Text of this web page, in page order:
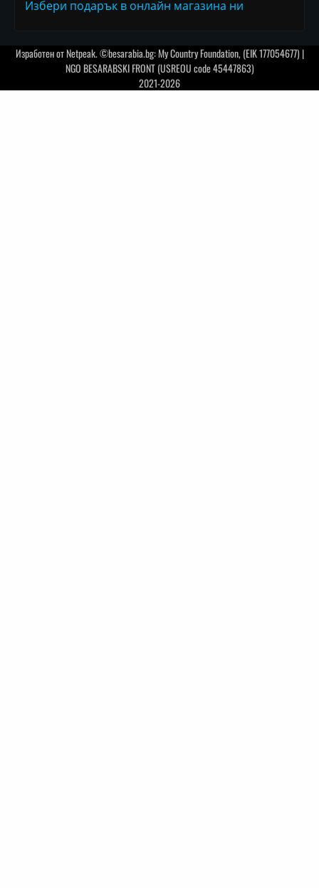
Избери подарък в онлайн магазина ни
Изработен отNetpeak. ©besarabia.bg: My Country Foundation, (EIK 177054677) |
NGO BESARABSKI FRONT (USREOU code 45447863)
2021-2026